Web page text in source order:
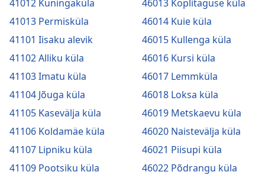
41012 Kuningaküla
41013 Permisküla
41101 Iisaku alevik
41102 Alliku küla
41103 Imatu küla
41104 Jõuga küla
41105 Kasevälja küla
41106 Koldamäe küla
41107 Lipniku küla
41109 Pootsiku küla
46013 Koplitaguse küla
46014 Kuie küla
46015 Kullenga küla
46016 Kursi küla
46017 Lemmküla
46018 Loksa küla
46019 Metskaevu küla
46020 Naistevälja küla
46021 Piisupi küla
46022 Põdrangu küla